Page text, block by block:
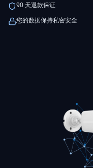
90 天退款保证
您的数据保持私密安全